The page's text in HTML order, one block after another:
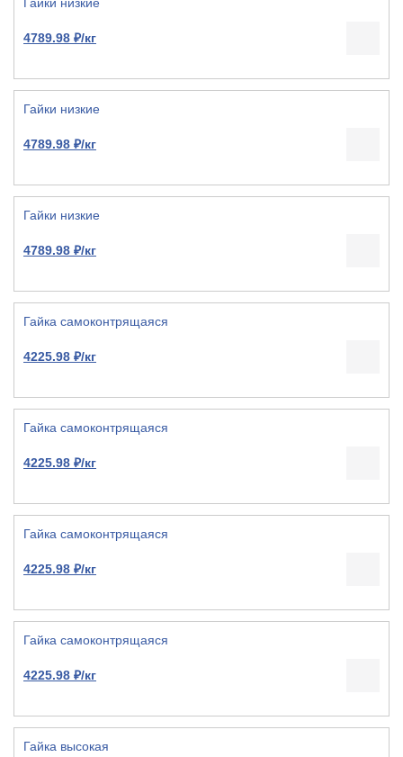
4789.98 ₽/кг
Гайки низкие
4789.98 ₽/кг
Гайки низкие
4789.98 ₽/кг
Гайка самоконтрящаяся
4225.98 ₽/кг
Гайка самоконтрящаяся
4225.98 ₽/кг
Гайка самоконтрящаяся
4225.98 ₽/кг
Гайка самоконтрящаяся
4225.98 ₽/кг
Гайка высокая